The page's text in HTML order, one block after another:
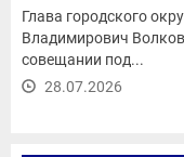
Глава городского
Владимирович
совещании под...
28.07.2026